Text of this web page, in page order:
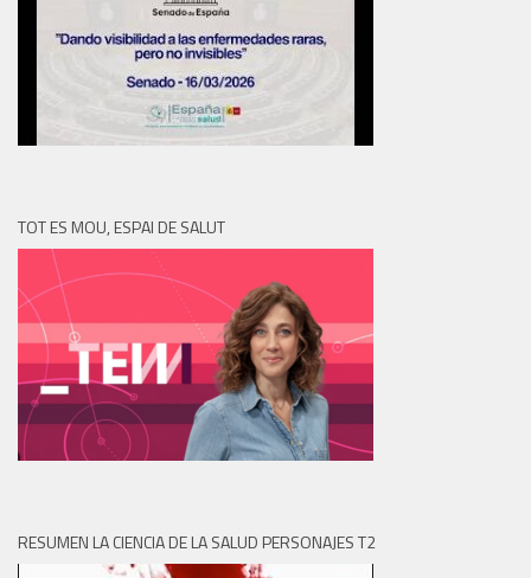
TOT ES MOU, ESPAI DE SALUT
RESUMEN LA CIENCIA DE LA SALUD PERSONAJES T2